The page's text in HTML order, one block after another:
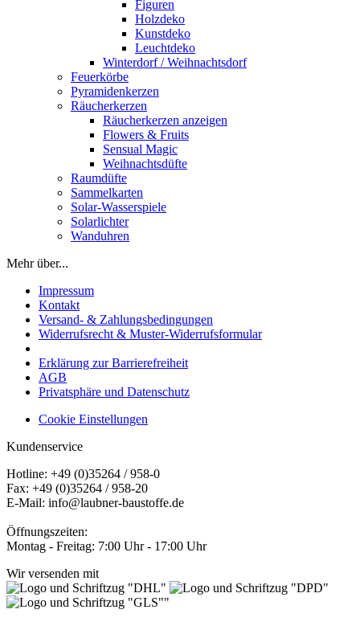
Figuren
Holzdeko
Kunstdeko
Leuchtdeko
Winterdorf / Weihnachtsdorf
Feuerkörbe
Pyramidenkerzen
Räucherkerzen
Räucherkerzen anzeigen
Flowers & Fruits
Sensual Magic
Weihnachtsdüfte
Raumdüfte
Sammelkarten
Solar-Wasserspiele
Solarlichter
Wanduhren
Mehr über...
Impressum
Kontakt
Versand- & Zahlungsbedingungen
Widerrufsrecht & Muster-Widerrufsformular
Erklärung zur Barrierefreiheit
AGB
Privatsphäre und Datenschutz
Cookie Einstellungen
Kundenservice
Hotline: +49 (0)35264 / 958-0
Fax: +49 (0)35264 / 958-20
E-Mail: info@laubner-baustoffe.de
Öffnungszeiten:
Montag - Freitag: 7:00 Uhr - 17:00 Uhr
Wir versenden mit